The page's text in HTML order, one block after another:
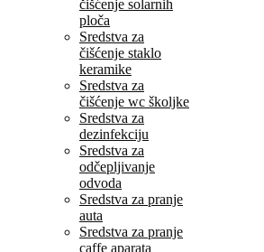
čišćenje solarnih
ploča
Sredstva za
čišćenje staklo
keramike
Sredstva za
čišćenje wc školjke
Sredstva za
dezinfekciju
Sredstva za
odčepljivanje
odvoda
Sredstva za pranje
auta
Sredstva za pranje
caffe aparata